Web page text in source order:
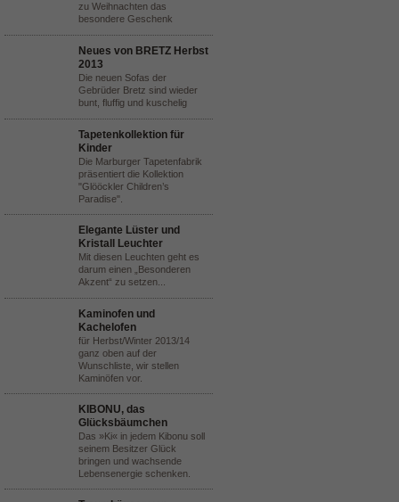
zu Weihnachten das
besondere Geschenk
Neues von BRETZ Herbst
2013
Die neuen Sofas der
Gebrüder Bretz sind wieder
bunt, fluffig und kuschelig
Tapetenkollektion für
Kinder
Die Marburger Tapetenfabrik
präsentiert die Kollektion
"Glööckler Children’s
Paradise".
Elegante Lüster und
Kristall Leuchter
Mit diesen Leuchten geht es
darum einen „Besonderen
Akzent“ zu setzen...
Kaminofen und
Kachelofen
für Herbst/Winter 2013/14
ganz oben auf der
Wunschliste, wir stellen
Kaminöfen vor.
KIBONU, das
Glücksbäumchen
Das »Ki« in jedem Kibonu soll
seinem Besitzer Glück
bringen und wachsende
Lebensenergie schenken.